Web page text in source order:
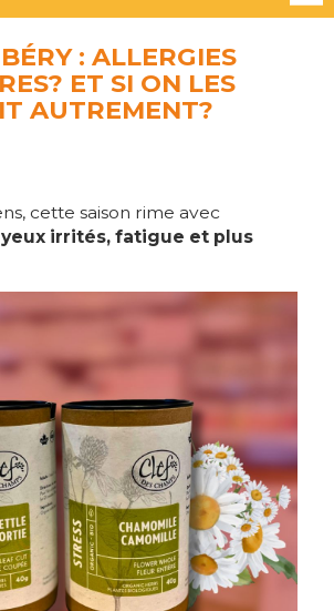
: ALLERGIES
ET SI ON LES
AUTREMENT?
cette saison rime avec
irrités, fatigue et plus